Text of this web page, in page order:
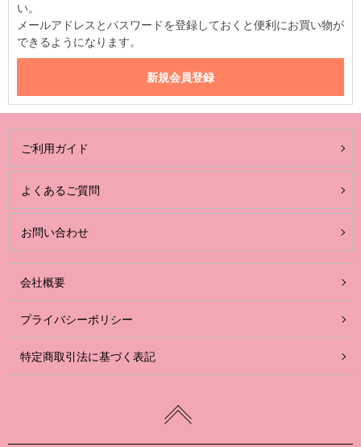
い。
メールアドレスとパスワードを登録しておくと便利にお買い物が
できるようになります。
ご利用ガイド
よくあるご質問
お問い合わせ
会社概要
プライバシーポリシー
特定商取引法に基づく表記